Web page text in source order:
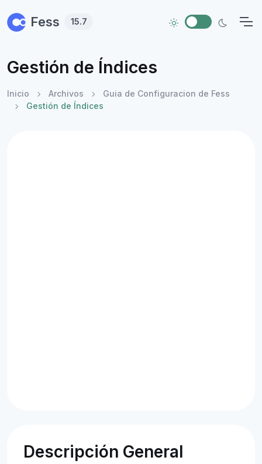
Fess 15.7
Gestión de Índices
Inicio Archivos
Guia de Configuracion de Fess
Gestión de Índices
Descripción General